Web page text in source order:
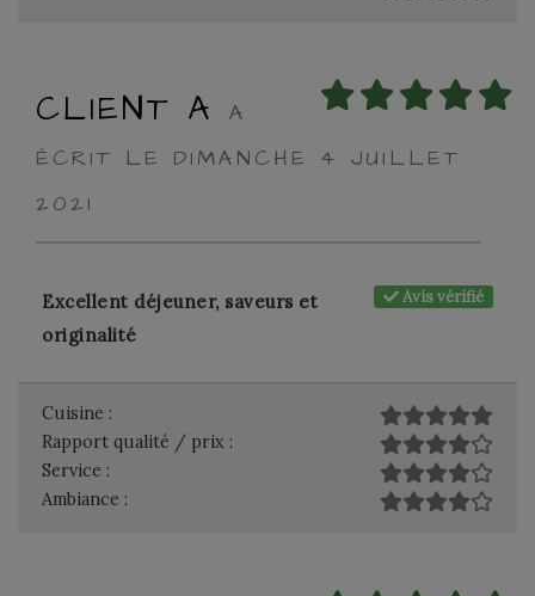
CLIENT A
A
ÉCRIT LE DIMANCHE 4 JUILLET
2021
Avis vérifié
Excellent déjeuner, saveurs et
originalité
Cuisine :
Rapport qualité / prix :
Service :
Ambiance :